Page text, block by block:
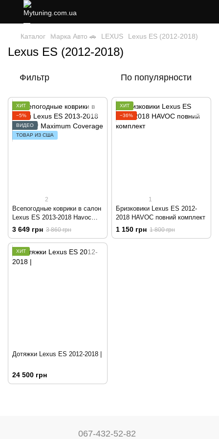
Каталог Марка Авто 🚗 LEXUS Lexus ES (2012-2018)
Lexus ES (2012-2018)
Фильтр По популярности
ХИТ
−5%
ВИДЕО
ТОВАР ИЗ США
2
Всепогодные коврики в салон
Lexus ES 2013-2018 Havoc™
Maximum Coverage
3 649 грн 3 860 грн
ХИТ
−36%
1
Бризковики Lexus ES 2012-
2018 HAVOC повний комплект
1 150 грн 1 800 грн
ХИТ
Дотяжки Lexus ES 2012-2018 |
24 500 грн
067-432-52-82